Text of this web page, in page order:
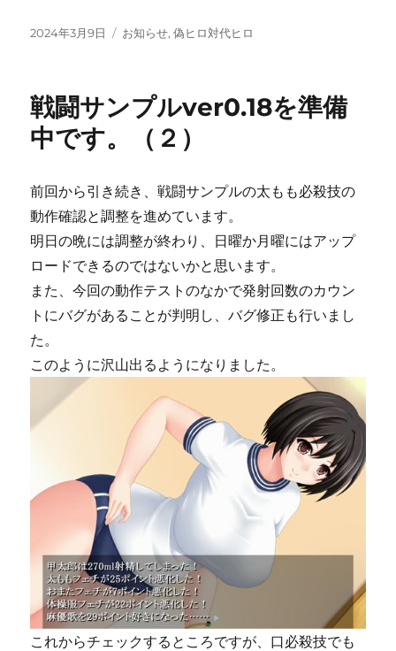
投
2024年3月9日
カ
ー
お知らせ,偽ヒロ対代ヒロ
戦闘サンプルver0.18を準備
中です。（２）
前回から引き続き、戦闘サンプルの太もも必殺技の
動作確認と調整を進めています。
明日の晩には調整が終わり、日曜か月曜にはアップ
ロードできるのではないかと思います。
また、今回の動作テストのなかで発射回数のカウン
トにバグがあることが判明し、バグ修正も行いまし
た。
このように沢山出るようになりました。
これからチェックするところですが、口必殺技でも